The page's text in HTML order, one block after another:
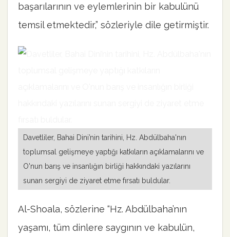
başarılarının ve eylemlerinin bir kabulünü
temsil etmektedir,” sözleriyle dile getirmiştir.
Davetliler, Bahai Dini’nin tarihini, Hz. Abdülbaha'nın
toplumsal gelişmeye yaptığı katkıların açıklamalarını ve
O'nun barış ve insanlığın birliği hakkındaki yazılarını
sunan sergiyi de ziyaret etme fırsatı buldular.
Al-Shoala, sözlerine “Hz. Abdülbaha’nın
yaşamı, tüm dinlere saygının ve kabulün,